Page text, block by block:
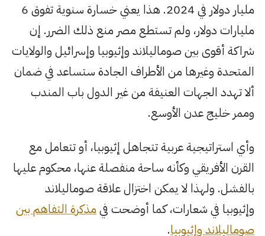
مليار دولار في 2024. هذا يعني خسارة سنوية تفوق 6
مليارات دولار، ولم تستطع مصر منع ذلك الضرر. إن
شراكة أقوى بين صوماليلاند وإثيوبيا وإسرائيل والولايات
المتحدة وغيرها من الأطراف الجادة ستساعد في ضمان
ألا تهدد الجهات العنيفة من غير الدول باب المندب
وممر خليج عدن الأوسع.
وأي استراتيجية عربية تتجاهل إثيوبيا، أو تتعامل مع
القرن الأفريقي وكأنه ساحة منفصلة عنها، محكوم عليها
بالفشل. ولهذا لا يمكن اختزال علاقة صوماليلاند
وإثيوبيا في شعارات، كما أوضحت فيمذكرة التفاهم بين
صوماليلاند وإثيوبيا.